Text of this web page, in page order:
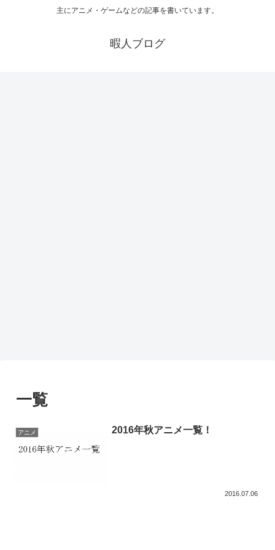
主にアニメ・ゲームなどの記事を書いています。
暇人ブログ
一覧
アニメ 2016年秋アニメ一覧！
2016.07.06